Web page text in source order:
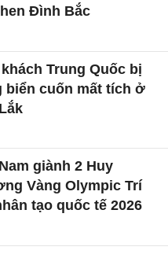
Đình Bắc
Trung Quốc bị
biển cuốn mất tích ở
giành 2 Huy
Vàng Olympic Trí
tạo quốc tế 2026